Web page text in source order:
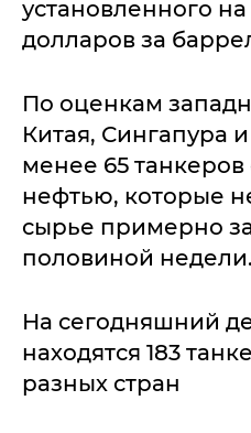
установленного
долларов за
По оценкам
Китая, Сингапура
менее 65 танкеров
нефтью, которые
сырье примерно
половиной недели.
На сегодняшний
находятся 183
разных стран